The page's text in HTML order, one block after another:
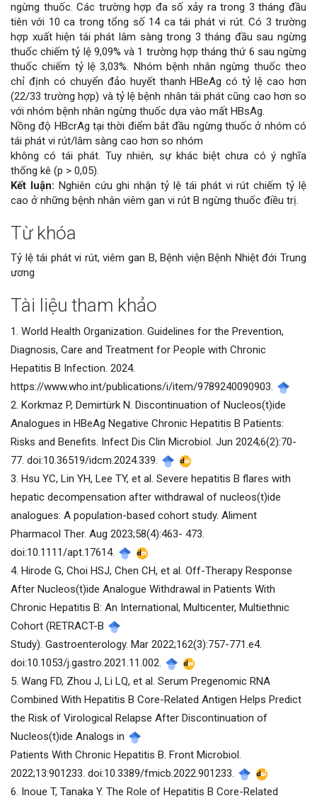
ngừng thuốc. Các trường hợp đa số xảy ra trong 3 tháng đầu
tiên với 10 ca trong tổng số 14 ca tái phát vi rút. Có 3 trường
hợp xuất hiện tái phát lâm sàng trong 3 tháng đầu sau ngừng
thuốc chiếm tỷ lệ 9,09% và 1 trường hợp tháng thứ 6 sau ngừng
thuốc chiếm tỷ lệ 3,03%. Nhóm bệnh nhân ngừng thuốc theo
chỉ định có chuyển đảo huyết thanh HBeAg có tỷ lệ cao hơn
(22/33 trường hợp) và tỷ lệ bệnh nhân tái phát cũng cao hơn so
với nhóm bệnh nhân ngừng thuốc dựa vào mất HBsAg.
Nồng độ HBcrAg tại thời điểm bắt đầu ngừng thuốc ở nhóm có
tái phát vi rút/lâm sàng cao hơn so nhóm
không có tái phát. Tuy nhiên, sự khác biệt chưa có ý nghĩa
thống kê (p > 0,05).
Kết luận: Nghiên cứu ghi nhận tỷ lệ tái phát vi rút chiếm tỷ lệ
cao ở những bệnh nhân viêm gan vi rút B ngừng thuốc điều trị.
Chi
tiết
bài
viết
Từ khóa
Tỷ lệ tái phát vi rút, viêm gan B, Bệnh viện Bệnh Nhiệt đới Trung
ương
Tài liệu tham khảo
1. World Health Organization. Guidelines for the Prevention,
Diagnosis, Care and Treatment for People with Chronic
Hepatitis B Infection. 2024.
https://www.who.int/publications/i/item/9789240090903.
2. Korkmaz P, Demirtürk N. Discontinuation of Nucleos(t)ide
Analogues in HBeAg Negative Chronic Hepatitis B Patients:
Risks and Benefits. Infect Dis Clin Microbiol. Jun 2024;6(2):70-
77. doi:10.36519/idcm.2024.339.
3. Hsu YC, Lin YH, Lee TY, et al. Severe hepatitis B flares with
hepatic decompensation after withdrawal of nucleos(t)ide
analogues: A population-based cohort study. Aliment
Pharmacol Ther. Aug 2023;58(4):463- 473.
doi:10.1111/apt.17614.
4. Hirode G, Choi HSJ, Chen CH, et al. Off-Therapy Response
After Nucleos(t)ide Analogue Withdrawal in Patients With
Chronic Hepatitis B: An International, Multicenter, Multiethnic
Cohort (RETRACT-B
Study). Gastroenterology. Mar 2022;162(3):757-771.e4.
doi:10.1053/j.gastro.2021.11.002.
5. Wang FD, Zhou J, Li LQ, et al. Serum Pregenomic RNA
Combined With Hepatitis B Core-Related Antigen Helps Predict
the Risk of Virological Relapse After Discontinuation of
Nucleos(t)ide Analogs in
Patients With Chronic Hepatitis B. Front Microbiol.
2022;13:901233. doi:10.3389/fmicb.2022.901233.
6. Inoue T, Tanaka Y. The Role of Hepatitis B Core-Related